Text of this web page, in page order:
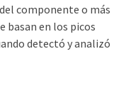
componente o más
basan en los picos
detectó y analizó